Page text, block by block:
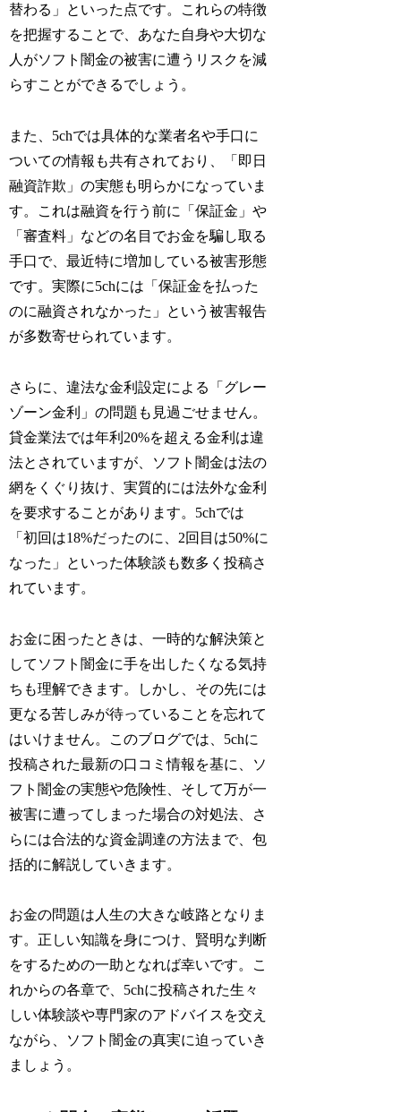
替わる」といった点です。これらの特徴
を把握することで、あなた自身や大切な
人がソフト闇金の被害に遭うリスクを減
らすことができるでしょう。
また、5chでは具体的な業者名や手口に
ついての情報も共有されており、「即日
融資詐欺」の実態も明らかになっていま
す。これは融資を行う前に「保証金」や
「審査料」などの名目でお金を騙し取る
手口で、最近特に増加している被害形態
です。実際に5chには「保証金を払った
のに融資されなかった」という被害報告
が多数寄せられています。
さらに、違法な金利設定による「グレー
ゾーン金利」の問題も見過ごせません。
貸金業法では年利20%を超える金利は違
法とされていますが、ソフト闇金は法の
網をくぐり抜け、実質的には法外な金利
を要求することがあります。5chでは
「初回は18%だったのに、2回目は50%に
なった」といった体験談も数多く投稿さ
れています。
お金に困ったときは、一時的な解決策と
してソフト闇金に手を出したくなる気持
ちも理解できます。しかし、その先には
更なる苦しみが待っていることを忘れて
はいけません。このブログでは、5chに
投稿された最新の口コミ情報を基に、ソ
フト闇金の実態や危険性、そして万が一
被害に遭ってしまった場合の対処法、さ
らには合法的な資金調達の方法まで、包
括的に解説していきます。
お金の問題は人生の大きな岐路となりま
す。正しい知識を身につけ、賢明な判断
をするための一助となれば幸いです。こ
れからの各章で、5chに投稿された生々
しい体験談や専門家のアドバイスを交え
ながら、ソフト闇金の真実に迫っていき
ましょう。